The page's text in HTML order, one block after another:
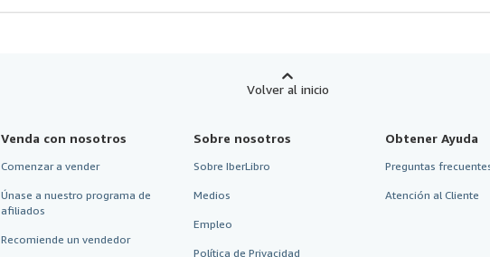
Volver al inicio
Venda con nosotros
Comenzar a vender
Únase a nuestro programa de
afiliados
Recomiende un vendedor
Sobre nosotros
Sobre IberLibro
Medios
Empleo
Política de Privacidad
Obtener Ayuda
Preguntas
Atención al Cliente